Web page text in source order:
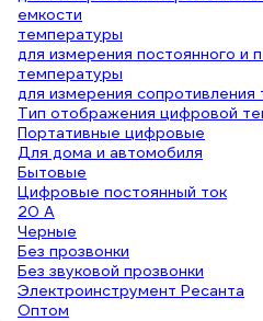
емкости
температуры
для измерения постоянного и
температуры
для измерения
Тип отображения цифровой
Портативные цифровые
Для дома и автомобиля
Бытовые
Цифровые постоянный ток
20 А
Черные
Без прозвонки
Без звуковой прозвонки
Электроинструмент Ресанта
Оптом